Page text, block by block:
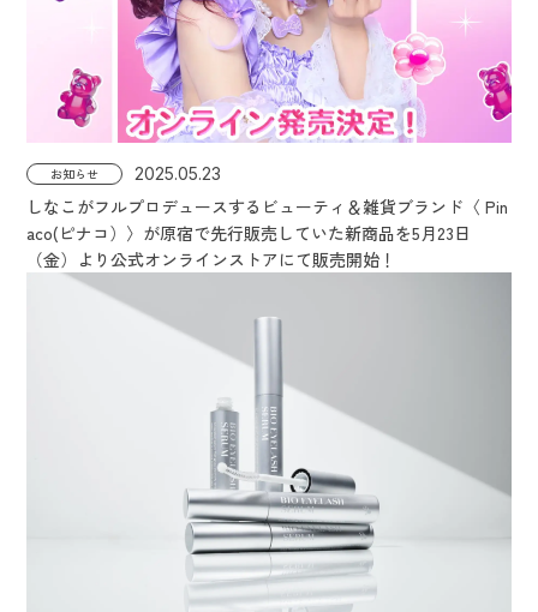
お知らせ 2025.05.23
しなこがフルプロデュースするビューティ＆雑貨ブランド〈 Pin
aco(ピナコ）〉が原宿で先行販売していた新商品を5月23日
（金）より公式オンラインストアにて販売開始！